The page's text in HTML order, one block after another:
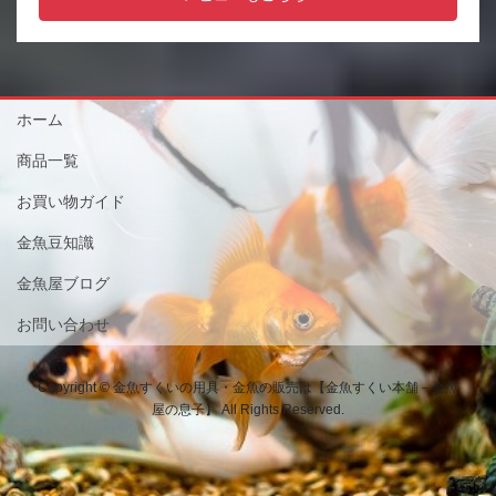
ホーム
商品一覧
お買い物ガイド
金魚豆知識
金魚屋ブログ
お問い合わせ
Copyright © 金魚すくいの用具・金魚の販売は【金魚すくい本舗－金魚
屋の息子】 All Rights Reserved.